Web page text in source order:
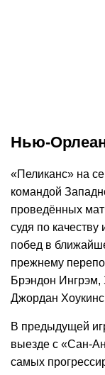
Нью-
«Пеликанс» на
командой
проведённых
судя по
побед в
прежнему
Брэндон Ингрэм,
Джордан
В предыдущей
выезде с «Сан-
самых